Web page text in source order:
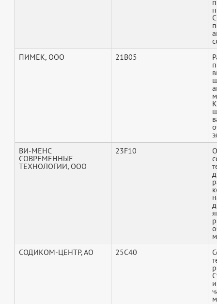
ПИМЕК, ООО
21B05
ВИ-МЕНС
СОВРЕМЕННЫЕ
ТЕХНОЛОГИИ, ООО
23F10
СОДИКОМ-ЦЕНТР, АО
25C40